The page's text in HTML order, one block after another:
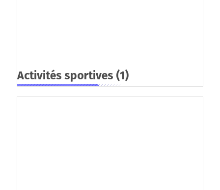
Activités sportives (1)